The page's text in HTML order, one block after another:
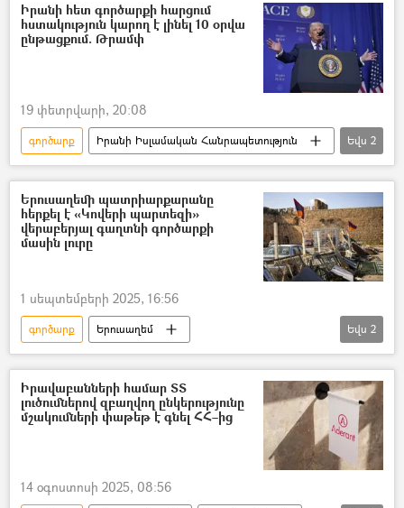
Իրանի հետ գործարքի հարցում
հստակություն կարող է լինել 10 օրվա
ընթացքում. Թրամփ
19 փետրվարի, 20:08
գործարք
Իրանի Իսլամական Հանրապետություն
ԱՄՆ
Դոնալդ Թրամփ
Եվս 2
Երուսաղեմի պատրիարքարանը
հերքել է «Կովերի պարտեզի»
վերաբերյալ գաղտնի գործարքի
մասին լուրը
1 սեպտեմբերի 2025, 16:56
գործարք
Երուսաղեմ
Երուսաղեմի Հայկական թաղամաս
«Կովերի պարտեզ» կալվածք
Եվս 2
Իրավաբանների համար ՏՏ
լուծումներով զբաղվող ընկերությունը
մշակումների փաթեթ է գնել ՀՀ–ից
14 օգոստոսի 2025, 08:56